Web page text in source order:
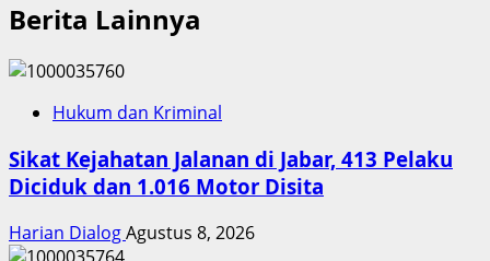
Berita Lainnya
Hukum dan Kriminal
Sikat Kejahatan Jalanan di Jabar, 413 Pelaku
Diciduk dan 1.016 Motor Disita
Harian DialogAgustus 8, 2026